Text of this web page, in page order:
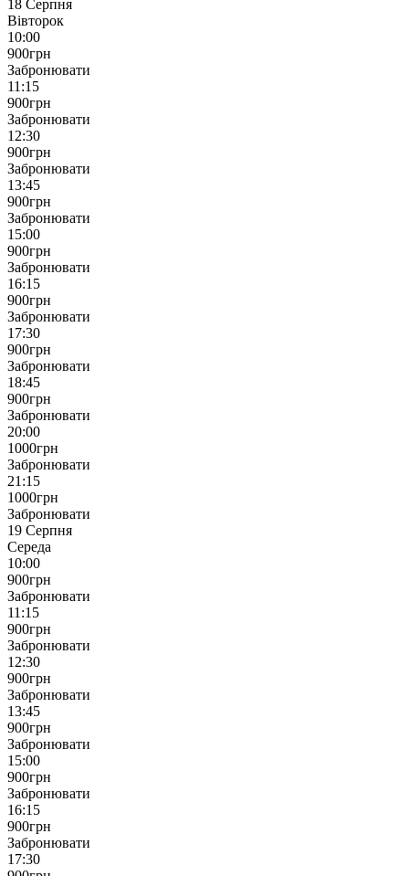
18 Серпня
Вівторок
10:00
900грн
Забронювати
11:15
900грн
Забронювати
12:30
900грн
Забронювати
13:45
900грн
Забронювати
15:00
900грн
Забронювати
16:15
900грн
Забронювати
17:30
900грн
Забронювати
18:45
900грн
Забронювати
20:00
1000грн
Забронювати
21:15
1000грн
Забронювати
19 Серпня
Середа
10:00
900грн
Забронювати
11:15
900грн
Забронювати
12:30
900грн
Забронювати
13:45
900грн
Забронювати
15:00
900грн
Забронювати
16:15
900грн
Забронювати
17:30